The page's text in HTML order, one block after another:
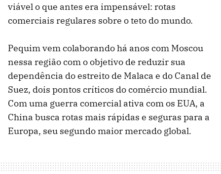
viável o que antes era impensável: rotas
comerciais regulares sobre o teto do mundo.
Pequim vem colaborando há anos com Moscou
nessa região com o objetivo de reduzir sua
dependência do estreito de Malaca e do Canal de
Suez, dois pontos críticos do comércio mundial.
Com uma guerra comercial ativa com os EUA, a
China busca rotas mais rápidas e seguras para a
Europa, seu segundo maior mercado global.